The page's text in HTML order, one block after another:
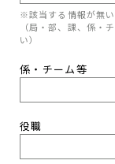
※該当する情報が無い
（局・部、課、係・
い）
係・チーム等
役職